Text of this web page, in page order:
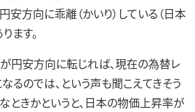
方向に乖離（かいり）している（日本
ます。
円安方向に転じれば、現在の為替レ
るのでは、という声も聞こえてきそう
ときかというと、日本の物価上昇率が